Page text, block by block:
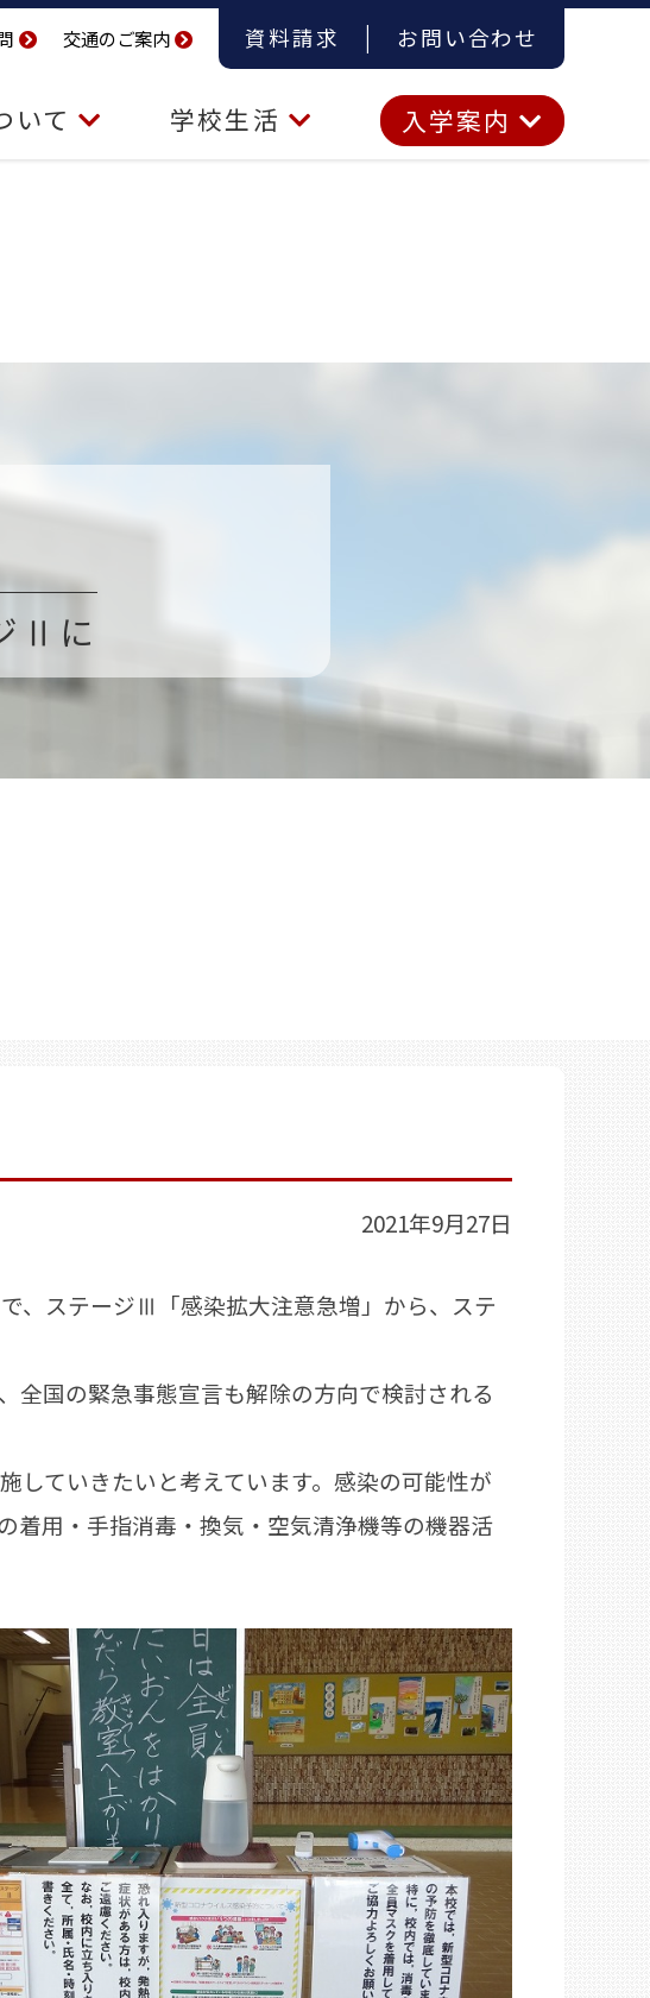
交通のご案内 資料請求 お問い合わせ
いて 学校生活 入学案内
Ⅱに
2021年9月27日
、ステージⅢ「感染拡大注意急増」から、ステ
全国の緊急事態宣言も解除の方向で検討される
していきたいと考えています。感染の可能性が
着用・手指消毒・換気・空気清浄機等の機器活